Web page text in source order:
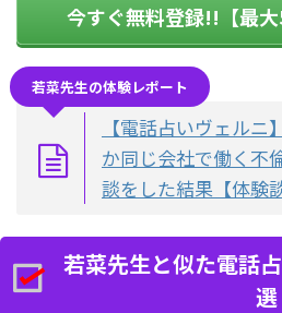
今すぐ無料登録!!【最大
若菜先生の体験レポート
【電話占いヴェル
か同じ会社で働く不
談をした結果【体験談
若菜先生と似た電話
選